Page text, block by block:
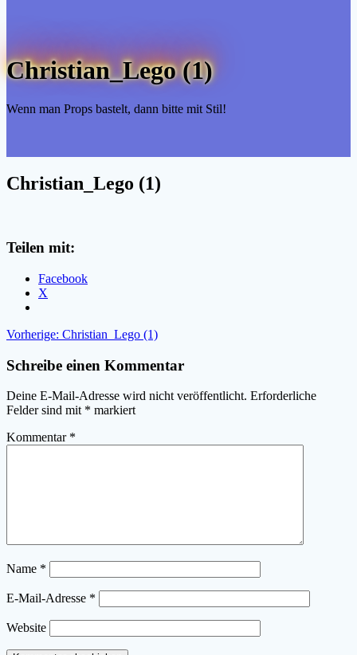
Christian_Lego (1)
Wenn man Props bastelt, dann bitte mit Stil!
Christian_Lego (1)
Teilen mit:
Facebook
X
Beitragsnavigation
Vorherige: Vorheriger
Christian_Lego (1)
Schreibe einen Kommentar
Deine E-Mail-Adresse wird nicht veröffentlicht. Erforderliche
Felder sind mit * markiert
Kommentar *
Name *
E-Mail-Adresse *
Website